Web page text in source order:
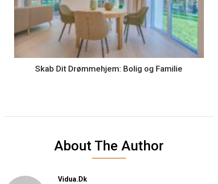
Skab Dit Drømmehjem: Bolig og Familie
About The Author
Vidua.dk